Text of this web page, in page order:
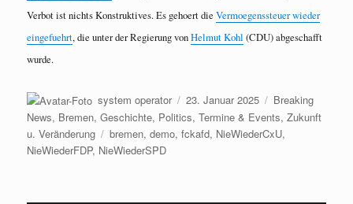
Verbot ist nichts Konstruktives. Es gehoert dieVermoegenssteuer wieder
eingefuehrt, die unter der Regierung vonHelmut Kohl (CDU) abgeschafft
wurde.
Autor
system operator
Veröffentlicht
am
23. Januar 2025 Kategorien
Breaking
News, Bremen,Geschichte, Politics,Termine & Events,Zukunft
u. Veränderung
Schlagwörter
bremen,demo,fckafd, NieWiederCxU,
NieWiederFDP, NieWiederSPD